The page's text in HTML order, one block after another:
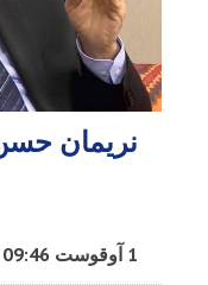
نریمان
1 آوقوست 09:46